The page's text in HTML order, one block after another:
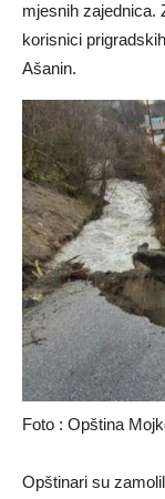
mjesnih zajednica.
korisnici
Ašanin.
Foto : Opština
Opštinari su